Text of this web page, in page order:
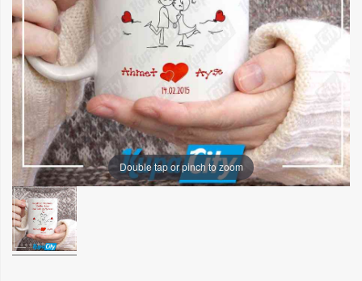
Double tap or pinch to zoom